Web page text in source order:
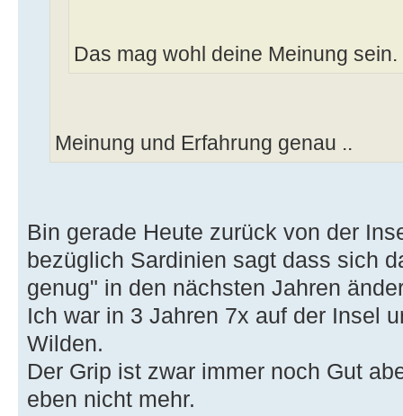
Das mag wohl deine Meinung sein.
Meinung und Erfahrung genau ..
Bin gerade Heute zurück von der
bezüglich Sardinien sagt dass sich
genug" in den nächsten Jahren
Ich war in 3 Jahren 7x auf der Insel
Wilden.
Der Grip ist zwar immer noch Gut
eben nicht mehr.